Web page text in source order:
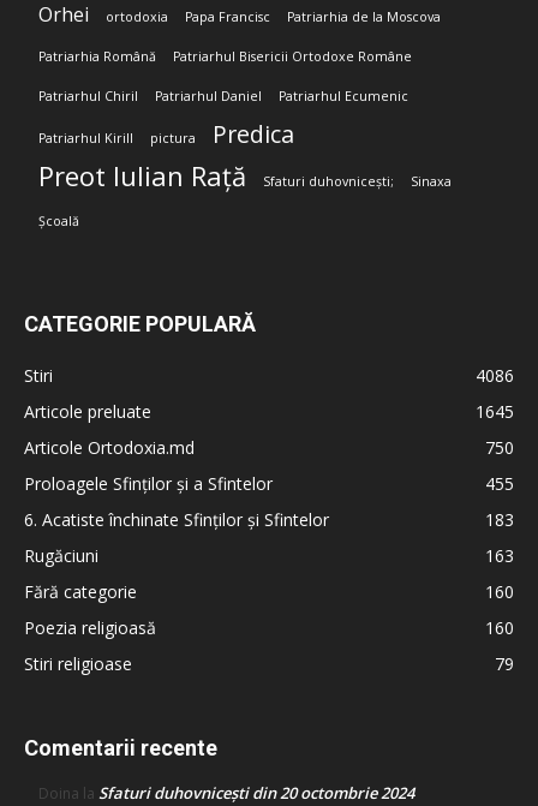
Orhei ortodoxia Papa Francisc Patriarhia de la Moscova
Patriarhia Română Patriarhul Bisericii Ortodoxe Române
Patriarhul Chiril Patriarhul Daniel Patriarhul Ecumenic
Patriarhul Kirill pictura Predica
Preot Iulian Rață Sfaturi duhovnicești; Sinaxa
Școală
CATEGORIE POPULARĂ
Stiri
4086
Articole preluate
1645
Articole Ortodoxia.md
750
Proloagele Sfinților și a Sfintelor
455
6. Acatiste închinate Sfinților și Sfintelor
183
Rugăciuni
163
Fără categorie
160
Poezia religioasă
160
Stiri religioase
79
Comentarii recente
Doina la Sfaturi duhovnicești din 20 octombrie 2024